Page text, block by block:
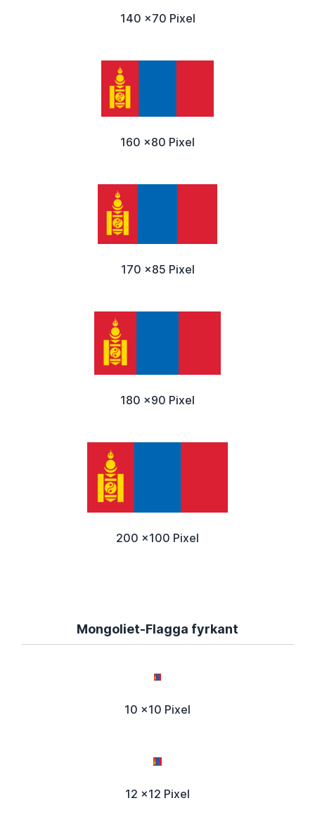
140 x70 Pixel
160 x80 Pixel
170 x85 Pixel
180 x90 Pixel
200 x100 Pixel
Mongoliet-Flagga fyrkant
10 x10 Pixel
12 x12 Pixel